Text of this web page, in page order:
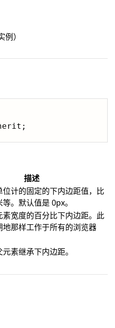
）
描述
计的固定的下内边距值，比
。默认值是 0px。
素宽度的百分比下内边距。此
地那样工作于所有的浏览器
素继承下内边距。